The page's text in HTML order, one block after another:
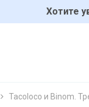
Хотите
Tacoloco и Binom.